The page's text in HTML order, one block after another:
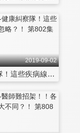
2019-09-02
健康糾察隊！這些疾病線索別忽略？！ 第802集